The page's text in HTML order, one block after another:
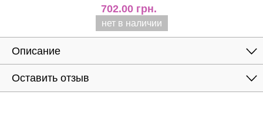
702.00 грн.
нет в наличии
Описание
Оставить отзыв